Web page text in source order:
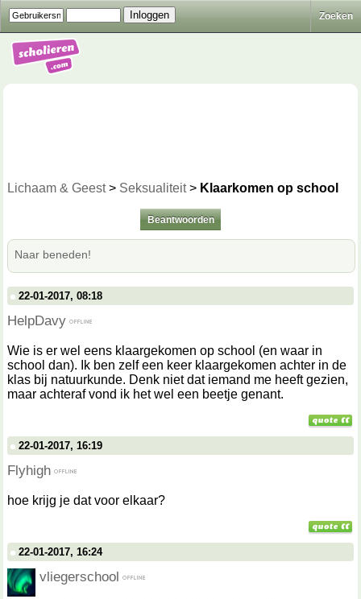
Zoeken
Lichaam & Geest> Seksualiteit> Klaarkomen op school
Beantwoorden
Naar beneden!
22-01-2017, 08:18
HelpDavy
Wie is er wel eens klaargekomen op school (en waar in
school dan). Ik ben zelf een keer klaargekomen achter in de
klas bij natuurkunde. Denk niet dat iemand me heeft gezien,
maar achteraf vond ik het wel een beetje genant.
22-01-2017, 16:19
Flyhigh
hoe krijg je dat voor elkaar?
22-01-2017, 16:24
vliegerschool